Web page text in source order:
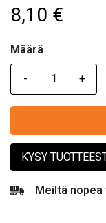
8,10 €
Määrä
Määrä
KYSY
Meiltä